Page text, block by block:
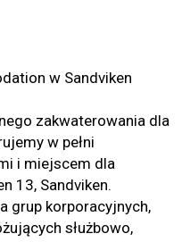
w Sandviken
zakwaterowania dla
w pełni
i miejscem dla
13, Sandviken.
grup korporacyjnych,
służbowo,